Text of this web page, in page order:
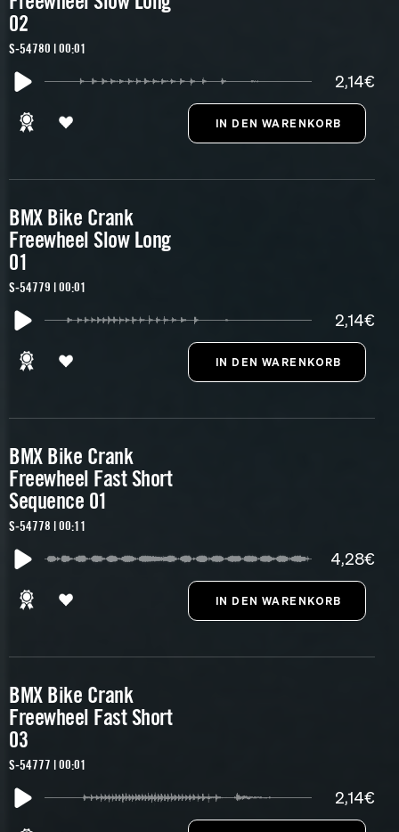
02
S-54780 | 00:01
2,14€
BMX Bike Crank
Freewheel Slow Long
01
S-54779 | 00:01
2,14€
BMX Bike Crank
Freewheel Fast Short
Sequence 01
S-54778 | 00:11
4,28€
BMX Bike Crank
Freewheel Fast Short
03
S-54777 | 00:01
2,14€